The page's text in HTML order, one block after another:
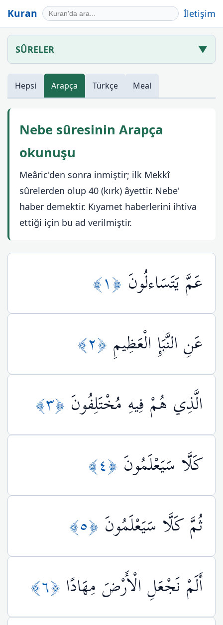
Kuran İletişim
SÛRELER ▼
Hepsi Arapça Türkçe Meal
Nebe sûresinin Arapça
okunuşu
Meâric'den sonra inmiştir; ilk Mekkî
sûrelerden olup 40 (kırk) âyettir. Nebe'
haber demektir. Kıyamet haberlerini ihtiva
ettiği için bu ad verilmiştir.
عَمَّ يَتَسَاءلُونَ ﴿١﴾
عَنِ النَّبَإِ الْعَظِيمِ ﴿٢﴾
الَّذِي هُمْ فِيهِ مُخْتَلِفُونَ ﴿٣﴾
كَلَّا سَيَعْلَمُونَ ﴿٤﴾
ثُمَّ كَلَّا سَيَعْلَمُونَ ﴿٥﴾
أَلَمْ نَجْعَلِ الْأَرْضَ مِهَادًا ﴿٦﴾